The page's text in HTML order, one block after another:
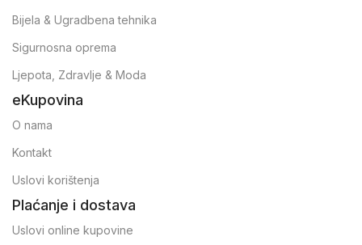
Bijela & Ugradbena tehnika
Sigurnosna oprema
Ljepota, Zdravlje & Moda
eKupovina
O nama
Kontakt
Uslovi korištenja
Plaćanje i dostava
Uslovi online kupovine